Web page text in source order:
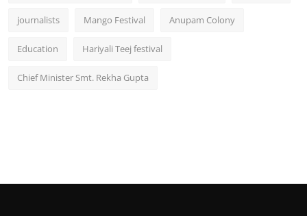
journalists Mango Festival Anupam Colony
Education Hariyali Teej festival
Chief Minister Smt. Rekha Gupta